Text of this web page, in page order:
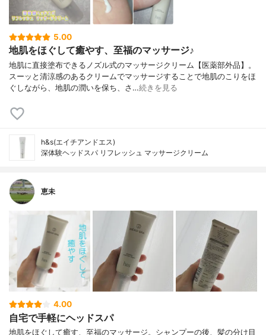
5.00
地肌をほぐして癒やす、至福のマッサージ♪
地肌に直接塗布できるノズル式のマッサージクリーム【医薬部外品】。
スーッと清涼感のあるクリームでマッサージすることで地肌のこりをほ
ぐしながら、地肌の潤いを保ち、さ…続きを見る
h&s(エイチアンドエス)
深体験ヘッドスパ リフレッシュ マッサージクリーム
恵未
4.00
自宅で手軽にヘッドスパ
地肌をほぐして癒す、至福のマッサージ。シャンプーの後、髪の分け目